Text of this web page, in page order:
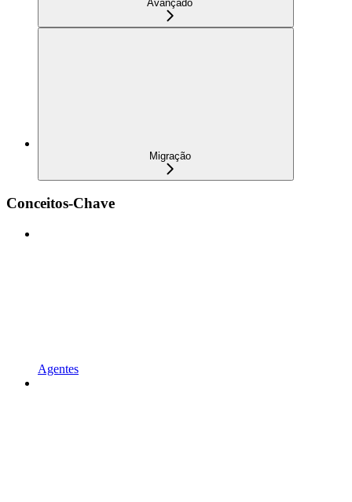
Avançado
Migração
Conceitos-Chave
Agentes